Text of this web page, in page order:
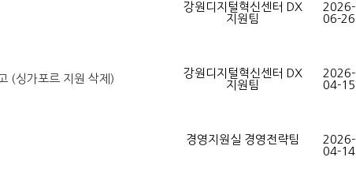
강원디지털혁신센터 DX
지원팀
2026-
06-26
(싱가포르 지원 삭제)
강원디지털혁신센터 DX
지원팀
2026-
04-15
경영지원실 경영전략팀
2026-
04-14